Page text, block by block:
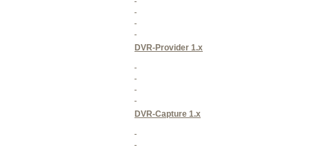
DVR-Provider 1.x
DVR-Capture 1.x